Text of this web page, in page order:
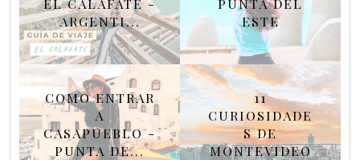
ARGENTI...
ESTE
COMO ENTRAR
A
CASAPUEBLO -
PUNTA DE...
11
CURIOSIDADE
S DE
MONTEVIDEO